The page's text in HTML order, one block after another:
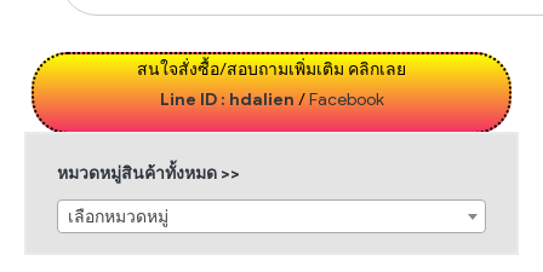
สนใจสั่งซื้อ/สอบถามเพิ่มเติม คลิกเลย
Line ID : hdalien/Facebook
หมวดหมู่สินค้าทั้งหมด >>
เลือกหมวดหมู่